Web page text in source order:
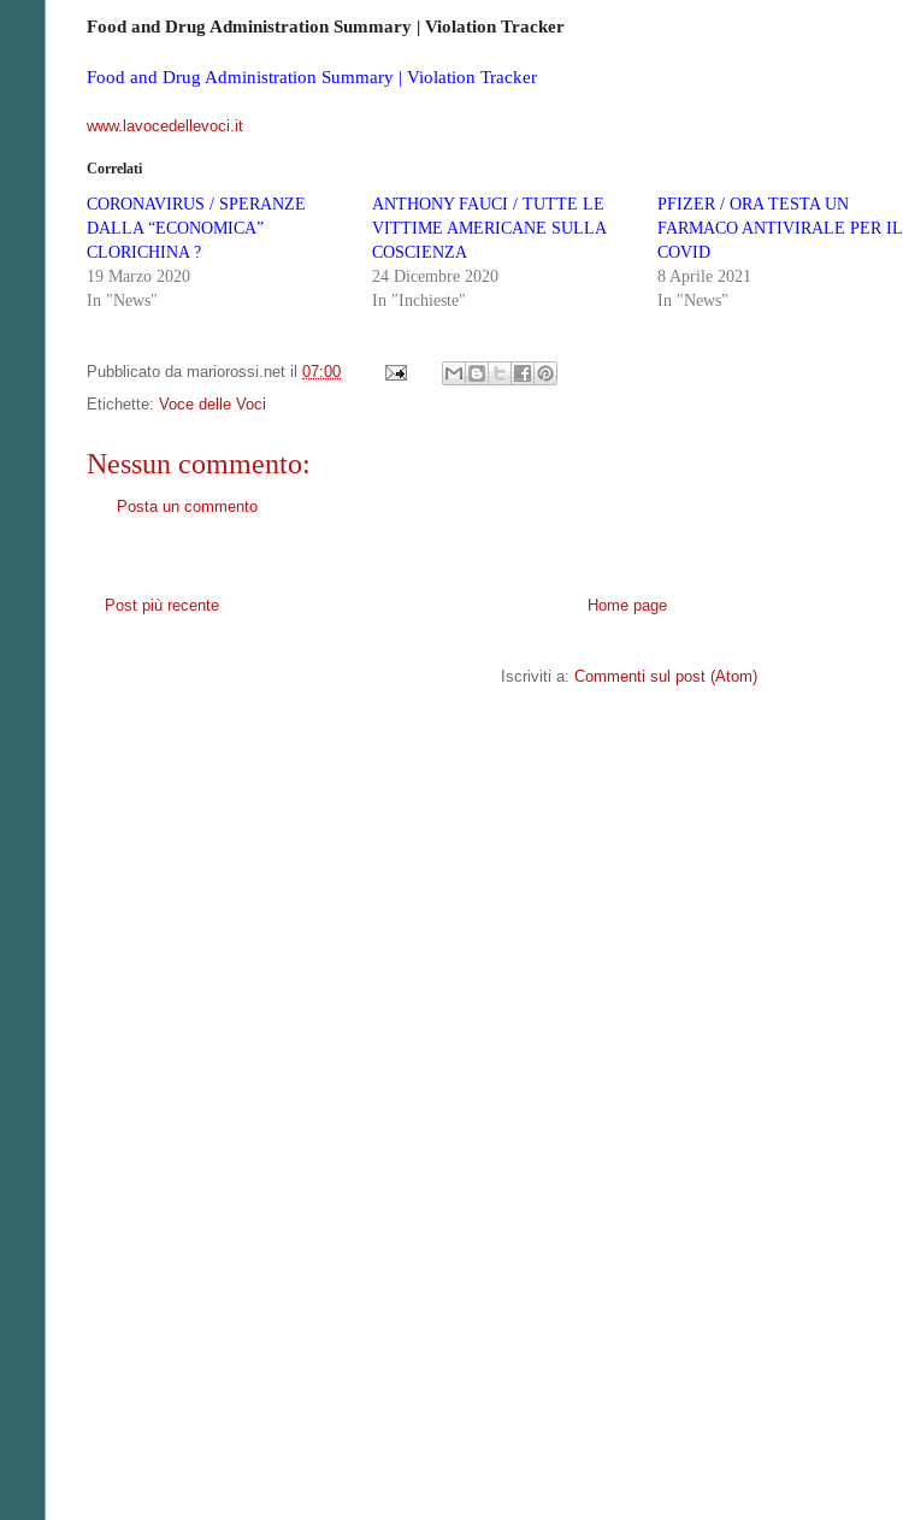
Food and Drug Administration Summary | Violation Tracker
Food and Drug Administration Summary | Violation Tracker
www.lavocedellevoci.it
Correlati
CORONAVIRUS / SPERANZE
DALLA “ECONOMICA”
CLORICHINA ?
19 Marzo 2020
In "News"
ANTHONY FAUCI / TUTTE LE
VITTIME AMERICANE SULLA
COSCIENZA
24 Dicembre 2020
In "Inchieste"
PFIZER / ORA TESTA UN
FARMACO ANTIVIRALE PER IL
COVID
8 Aprile 2021
In "News"
Pubblicato da mariorossi.net il 07:00
Etichette: Voce delle Voci
Nessun commento:
Posta un commento
Post più recente Home page
Iscriviti a: Commenti sul post (Atom)